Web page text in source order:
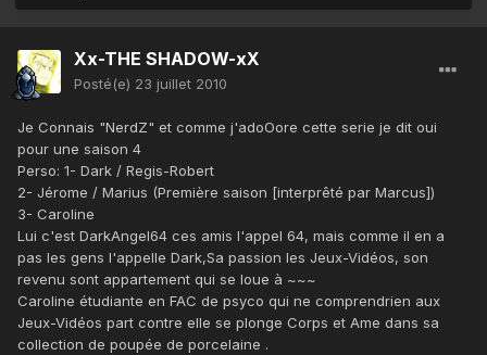
Xx-THE SHADOW-xX
Posté(e) 23 juillet 2010
Je Connais "NerdZ" et comme j'adoOore cette serie je dit oui
pour une saison 4
Perso: 1- Dark / Regis-Robert
2- Jérome / Marius (Première saison [interprêté par Marcus])
3- Caroline
Lui c'est DarkAngel64 ces amis l'appel 64, mais comme il en a
pas les gens l'appelle Dark,Sa passion les Jeux-Vidéos, son
revenu sont appartement qui se loue à ~~~
Caroline étudiante en FAC de psyco qui ne comprendrien aux
Jeux-Vidéos part contre elle se plonge Corps et Ame dans sa
collection de poupée de porcelaine .